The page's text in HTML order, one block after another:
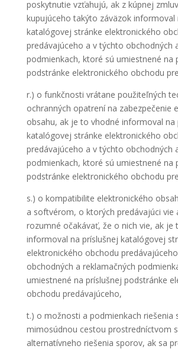
poskytnutie vzťahujú, ak z kúpnej
kupujúceho takýto záväzok informoval
katalógovej stránke elektronického
predávajúceho a v týchto obchodných
podmienkach, ktoré sú umiestnené na
podstránke elektronického obchodu
r.) o funkčnosti vrátane použiteľných
ochranných opatrení na zabezpečenie
obsahu, ak je to vhodné informoval na
katalógovej stránke elektronického
predávajúceho a v týchto obchodných
podmienkach, ktoré sú umiestnené na
podstránke elektronického obchodu
s.) o kompatibilite elektronického
a softvérom, o ktorých predávajúci vie
rozumné očakávať, že o nich vie, ak je
informoval na príslušnej katalógovej
elektronického obchodu
obchodných a reklamačných
umiestnené na príslušnej podstránke
obchodu predávajúceho,
t.) o možnosti a podmienkach riešenia
mimosúdnou cestou prostredníctvom
alternatívneho riešenia sporov, ak sa